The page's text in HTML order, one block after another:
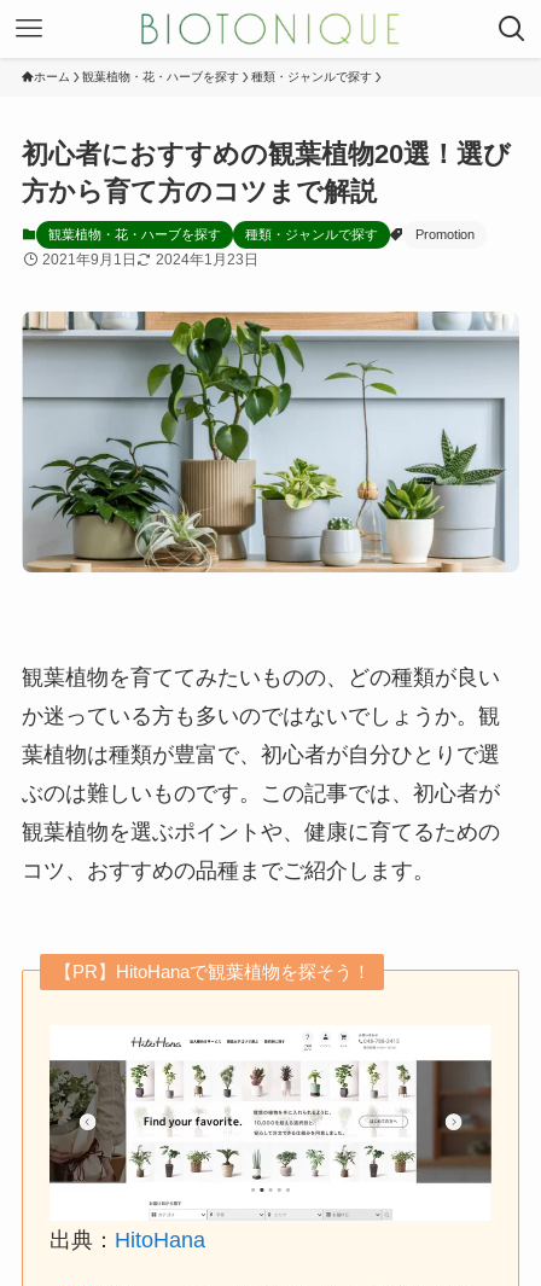
ホーム 観葉植物・花・ハーブを探す 種類・ジャンルで探す
初心者におすすめの観葉植物20選！選び
方から育て方のコツまで解説
観葉植物・花・ハーブを探す 種類・ジャンルで探す Promotion
2021年9月1日 2024年1月23日
観葉植物を育ててみたいものの、どの種類が良い
か迷っている方も多いのではないでしょうか。観
葉植物は種類が豊富で、初心者が自分ひとりで選
ぶのは難しいものです。この記事では、初心者が
観葉植物を選ぶポイントや、健康に育てるための
コツ、おすすめの品種までご紹介します。
【PR】HitoHanaで観葉植物を探そう！
出典： HitoHana